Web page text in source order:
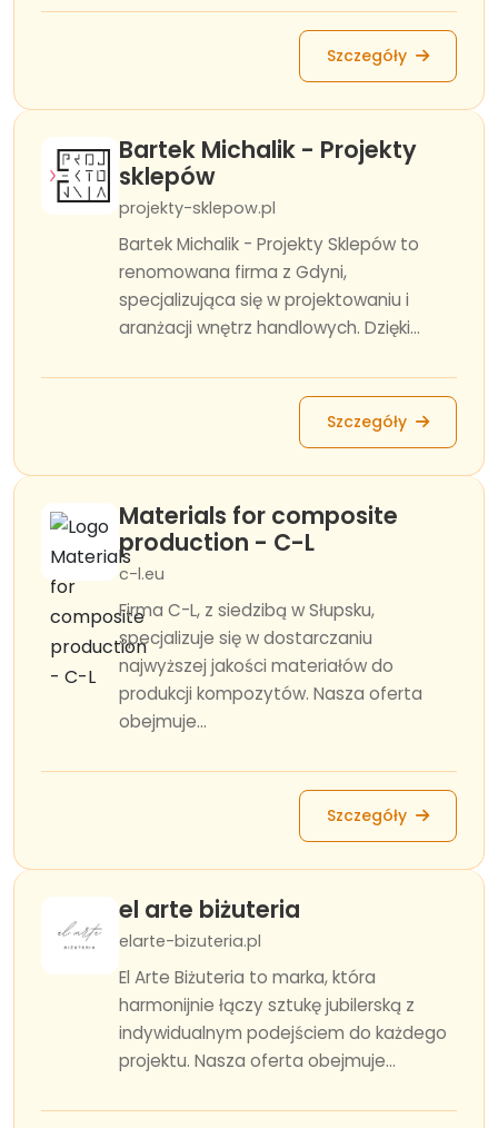
Szczegóły
Bartek Michalik - Projekty
sklepów
projekty-sklepow.pl
Bartek Michalik - Projekty Sklepów to
renomowana firma z Gdyni,
specjalizująca się w projektowaniu i
aranżacji wnętrz handlowych. Dzięki...
Szczegóły
Materials for composite
production - C-L
c-l.eu
Firma C-L, z siedzibą w Słupsku,
specjalizuje się w dostarczaniu
najwyższej jakości materiałów do
produkcji kompozytów. Nasza oferta
obejmuje...
Szczegóły
el arte biżuteria
elarte-bizuteria.pl
El Arte Biżuteria to marka, która
harmonijnie łączy sztukę jubilerską z
indywidualnym podejściem do każdego
projektu. Nasza oferta obejmuje...